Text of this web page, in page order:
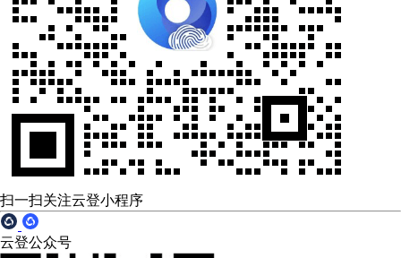
扫一扫关注云登小程序
云登公众号